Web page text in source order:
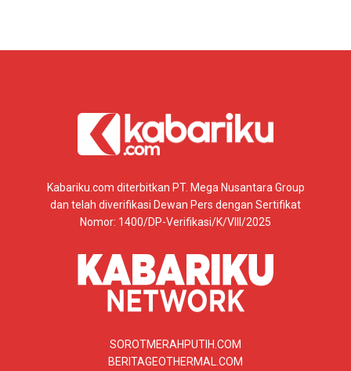
Kabariku.com diterbitkan PT. Mega Nusantara Group
dan telah diverifikasi Dewan Pers dengan Sertifikat
Nomor: 1400/DP-Verifikasi/K/VIII/2025
SOROTMERAHPUTIH.COM
BERITAGEOTHERMAL.COM